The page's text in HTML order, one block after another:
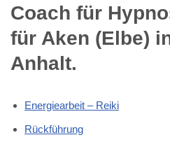
Coach für
für Aken (Elbe)
Anhalt.
Energiearbeit – Reiki
Rückführung